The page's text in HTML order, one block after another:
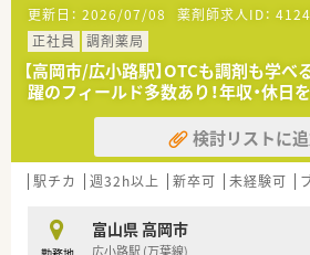
更新日： 2026/07/08 薬剤師求人ID：
正社員
調剤薬局
【高岡市/広小路駅】OTCも調剤も学
躍のフィールド多数あり！年収・休日
検討リストに
駅チカ 週32h以上 新卒可 未経験可
富山県 高岡市
広小路駅 (万葉線)